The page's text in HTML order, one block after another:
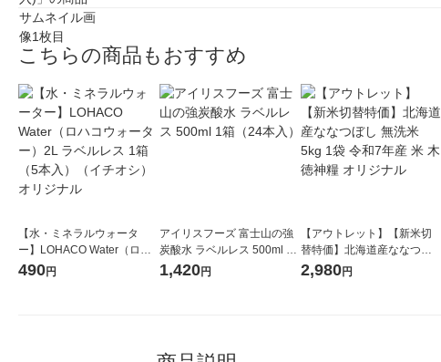
こちらの商品もおすすめ
【水・ミネラルウォータ
ー】LOHACO Water（ロハ
コウォーター）2L ラベルレ
490円
アイリスフーズ 富士山の強
炭酸水 ラベルレス 500ml 1
箱（24本入）
1,420円
【アウトレット】【新米切
替特価】北海道産ななつぼ
し 無洗米 5kg 1袋 令和7年産
2,980円